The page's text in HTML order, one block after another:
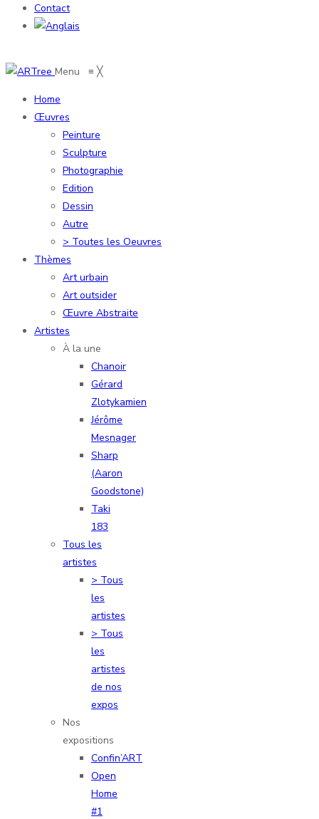
Contact
Menu ≡ ╳
Home
Œuvres
Peinture
Sculpture
Photographie
Edition
Dessin
Autre
> Toutes les Oeuvres
Thèmes
Art urbain
Art outsider
Œuvre Abstraite
Artistes
À la une
Chanoir
Gérard
Zlotykamien
Jérôme
Mesnager
Sharp
(Aaron
Goodstone)
Taki
183
Tous les
artistes
> Tous
les
artistes
> Tous
les
artistes
de nos
expos
Nos
expositions
Confin’ART
Open
Home
#1